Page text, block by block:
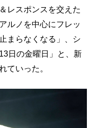
レスポンスを交えた
ルノを中心にフレッ
まらなくなる」、シ
日の金曜日」と、新
ていった。